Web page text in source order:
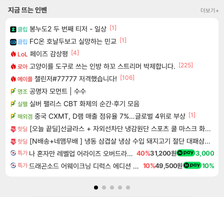
지금 뜨는 인벤 더보기+
클립 봉누도2 두 번째 티저 - 일상 [1]
클립 FC온 호날두보고 실망하는 민교 [1]
LoL 페이즈 감상평 [4]
로아 고양이를 도구로 쓰는 인방 하꼬 스트리머 박제합니다. [225]
메이플 챌린저#77777 저격했습니다! [106]
명조 공명자 모먼트 | 수수
실팰 실버 팰리스 CBT 화제의 순간·후기 모음
해외겜 중국 CXMT, D램 매출 점유율 7%…글로벌 4위로 부상 [1]
핫딜 [오늘 끝딜]선글라스 + 자외선차단 냉감원단 스포츠 쿨 마스크 화이트 1매입
핫딜 [N배송+네맴무배 ] 냉동 삼겹살 냉삼 수입 돼지고기 절단 대패삼겹살
특가 나 혼자만 레벨업 어라이즈 오버드라이브 디럭스 에디션 Solo Leveling Arise Overdrive Deluxe Edition 40%31,200원 3,000
특가 드래곤소드 어웨이크닝 디럭스 에디션 DragonSword Awakening Deluxe Edition 10%49,500원 10%